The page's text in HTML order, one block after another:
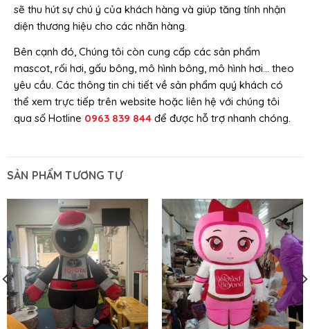
sẽ thu hút sự chú ý của khách hàng và giúp tăng tính nhận
diện thương hiệu cho các nhãn hàng.
Bên cạnh đó, Chúng tôi còn cung cấp các sản phẩm
mascot, rối hơi, gấu bông, mô hình bông, mô hình hơi… theo
yêu cầu. Các thông tin chi tiết về sản phẩm quý khách có
thể xem trực tiếp trên website hoặc liên hệ với chúng tôi
qua số Hotline 0963 839 844 để được hỗ trợ nhanh chóng.
SẢN PHẨM TƯƠNG TỰ